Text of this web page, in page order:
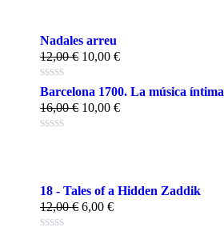
Nadales arreu
12,00€ 10,00 €
Barcelona 1700. La música íntima
16,00€ 10,00 €
18 - Tales of a Hidden Zaddik
12,00€ 6,00 €